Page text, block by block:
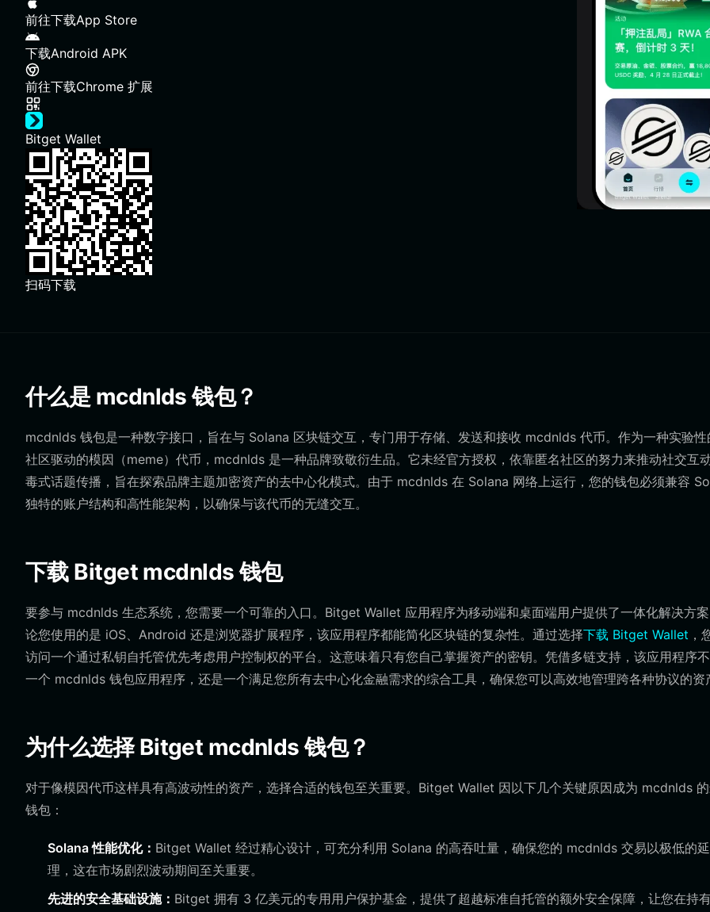
前往下载App Store
下载Android APK
前往下载Chrome 扩展
Bitget Wallet
扫码下载
什么是 mcdnlds 钱包？
mcdnlds 钱包是一种数字接口，旨在与 Solana 区块链交互，专门用于存储、发送和接收 mcdnlds 代币。作为一种实验性
社区驱动的模因（meme）代币，mcdnlds 是一种品牌致敬衍生品。它未经官方授权，依靠匿名社区的努力来推动社交互
毒式话题传播，旨在探索品牌主题加密资产的去中心化模式。由于 mcdnlds 在 Solana 网络上运行，您的钱包必须兼容
独特的账户结构和高性能架构，以确保与该代币的无缝交互。
下载 Bitget mcdnlds 钱包
要参与 mcdnlds 生态系统，您需要一个可靠的入口。Bitget Wallet 应用程序为移动端和桌面端用户提供了一体化解决方
论您使用的是 iOS、Android 还是浏览器扩展程序，该应用程序都能简化区块链的复杂性。通过选择下载 Bitget Wallet ，
访问一个通过私钥自托管优先考虑用户控制权的平台。这意味着只有您自己掌握资产的密钥。凭借多链支持，该应用程序
一个 mcdnlds 钱包应用程序，还是一个满足您所有去中心化金融需求的综合工具，确保您可以高效地管理跨各种协议的资
为什么选择 Bitget mcdnlds 钱包？
对于像模因代币这样具有高波动性的资产，选择合适的钱包至关重要。Bitget Wallet 因以下几个关键原因成为 mcdnlds
钱包：
Solana 性能优化： Bitget Wallet 经过精心设计，可充分利用 Solana 的高吞吐量，确保您的 mcdnlds 交易以极低的
理，这在市场剧烈波动期间至关重要。
先进的安全基础设施： Bitget 拥有 3 亿美元的专用用户保护基金，提供了超越标准自托管的额外安全保障，让您在持